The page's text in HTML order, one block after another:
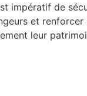
impératif de
et renforcer
leur